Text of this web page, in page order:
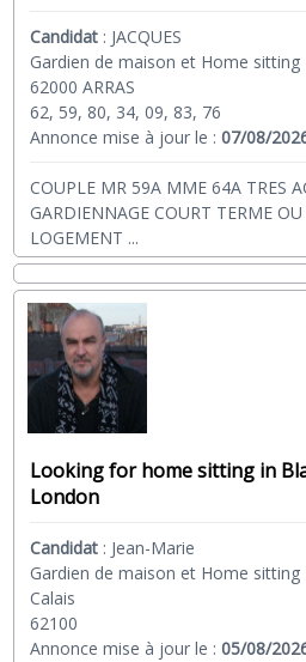
Candidat : JACQUES
Gardien de maison et Home sitting
62000 ARRAS
62, 59, 80, 34, 09, 83, 76
Annonce mise à jour le :07/08/
COUPLE MR 59A MME 64A TRES
GARDIENNAGE COURT TERME
LOGEMENT ...
Looking for home sitting in
London
Candidat : Jean-Marie
Gardien de maison et Home sitting
Calais
62100
Annonce mise à jour le :05/08/